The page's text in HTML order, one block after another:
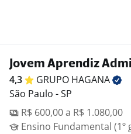
Jovem Aprendiz
4,3 GRUPO HAGANA
São Paulo - SP
R$ 600,00 a R$ 1.080,00
Ensino Fundamental (1º